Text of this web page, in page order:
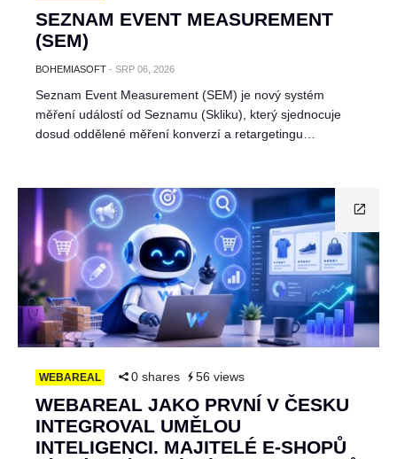
SEZNAM EVENT MEASUREMENT
(SEM)
BOHEMIASOFT - SRP 06, 2026
Seznam Event Measurement (SEM) je nový systém
měření událostí od Seznamu (Skliku), který sjednocuje
dosud oddělené měření konverzí a retargetingu…
WEBAREAL 0 shares 56 views
WEBAREAL JAKO PRVNÍ V ČESKU
INTEGROVAL UMĚLOU
INTELIGENCI. MAJITELÉ E-SHOPŮ